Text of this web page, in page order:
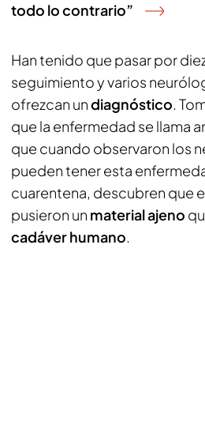
todo lo contrario”
Han tenido que pasar por
seguimiento y varios
ofrezcan undiagnóstico.
que la enfermedad se llama
que cuando observaron los
pueden tener esta
cuarentena, descubren que
pusieron un material ajeno
cadáver humano.